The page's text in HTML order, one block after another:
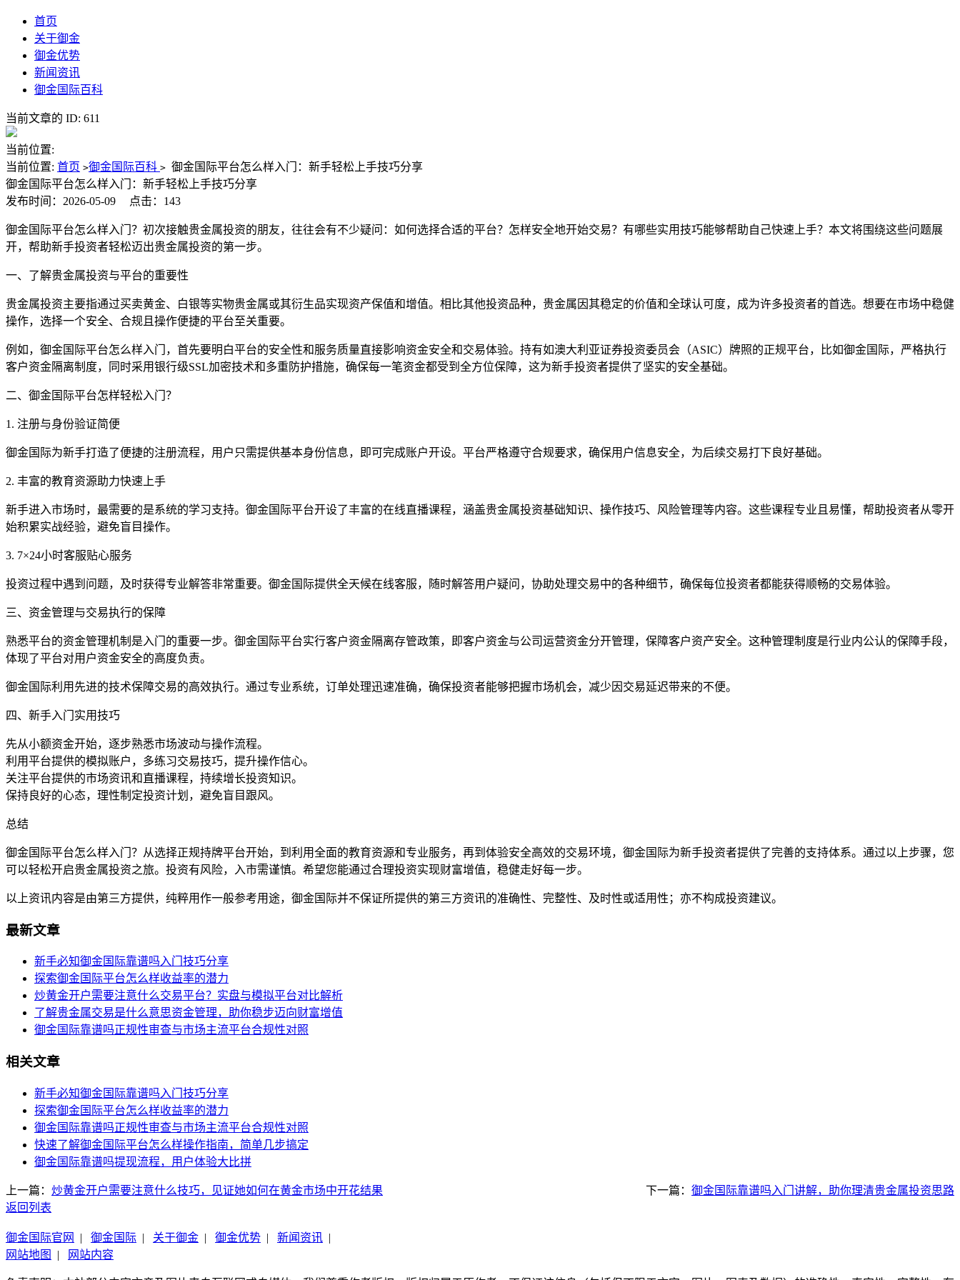
首页
关于御金
御金优势
新闻资讯
御金国际百科
当前文章的 ID: 611
当前位置:
当前位置: 首页 >御金国际百科 > 御金国际平台怎么样入门：新手轻松上手技巧分享
御金国际平台怎么样入门：新手轻松上手技巧分享
发布时间：2026-05-09
点击：143
御金国际平台怎么样入门？初次接触贵金属投资的朋友，往往会有不少疑问：如何选择合适的平台？怎样安全地开始交易？有哪些实用技巧能够帮助自己快速上手？本文将围绕这些问题展
开，帮助新手投资者轻松迈出贵金属投资的第一步。
一、了解贵金属投资与平台的重要性
贵金属投资主要指通过买卖黄金、白银等实物贵金属或其衍生品实现资产保值和增值。相比其他投资品种，贵金属因其稳定的价值和全球认可度，成为许多投资者的首选。想要在市场中稳健
操作，选择一个安全、合规且操作便捷的平台至关重要。
例如，御金国际平台怎么样入门，首先要明白平台的安全性和服务质量直接影响资金安全和交易体验。持有如澳大利亚证券投资委员会（ASIC）牌照的正规平台，比如御金国际，严格执行
客户资金隔离制度，同时采用银行级SSL加密技术和多重防护措施，确保每一笔资金都受到全方位保障，这为新手投资者提供了坚实的安全基础。
二、御金国际平台怎样轻松入门？
1. 注册与身份验证简便
御金国际为新手打造了便捷的注册流程，用户只需提供基本身份信息，即可完成账户开设。平台严格遵守合规要求，确保用户信息安全，为后续交易打下良好基础。
2. 丰富的教育资源助力快速上手
新手进入市场时，最需要的是系统的学习支持。御金国际平台开设了丰富的在线直播课程，涵盖贵金属投资基础知识、操作技巧、风险管理等内容。这些课程专业且易懂，帮助投资者从零开
始积累实战经验，避免盲目操作。
3. 7×24小时客服贴心服务
投资过程中遇到问题，及时获得专业解答非常重要。御金国际提供全天候在线客服，随时解答用户疑问，协助处理交易中的各种细节，确保每位投资者都能获得顺畅的交易体验。
三、资金管理与交易执行的保障
熟悉平台的资金管理机制是入门的重要一步。御金国际平台实行客户资金隔离存管政策，即客户资金与公司运营资金分开管理，保障客户资产安全。这种管理制度是行业内公认的保障手段，
体现了平台对用户资金安全的高度负责。
御金国际利用先进的技术保障交易的高效执行。通过专业系统，订单处理迅速准确，确保投资者能够把握市场机会，减少因交易延迟带来的不便。
四、新手入门实用技巧
先从小额资金开始，逐步熟悉市场波动与操作流程。
利用平台提供的模拟账户，多练习交易技巧，提升操作信心。
关注平台提供的市场资讯和直播课程，持续增长投资知识。
保持良好的心态，理性制定投资计划，避免盲目跟风。
总结
御金国际平台怎么样入门？从选择正规持牌平台开始，到利用全面的教育资源和专业服务，再到体验安全高效的交易环境，御金国际为新手投资者提供了完善的支持体系。通过以上步骤，您
可以轻松开启贵金属投资之旅。投资有风险，入市需谨慎。希望您能通过合理投资实现财富增值，稳健走好每一步。
以上资讯内容是由第三方提供，纯粹用作一般参考用途，御金国际并不保证所提供的第三方资讯的准确性、完整性、及时性或适用性；亦不构成投资建议。
最新文章
新手必知御金国际靠谱吗入门技巧分享
探索御金国际平台怎么样收益率的潜力
炒黄金开户需要注意什么交易平台？实盘与模拟平台对比解析
了解贵金属交易是什么意思资金管理，助你稳步迈向财富增值
御金国际靠谱吗正规性审查与市场主流平台合规性对照
相关文章
新手必知御金国际靠谱吗入门技巧分享
探索御金国际平台怎么样收益率的潜力
御金国际靠谱吗正规性审查与市场主流平台合规性对照
快速了解御金国际平台怎么样操作指南，简单几步搞定
御金国际靠谱吗提现流程，用户体验大比拼
上一篇： 炒黄金开户需要注意什么技巧，见证她如何在黄金市场中开花结果 下一篇： 御金国际靠谱吗入门讲解，助你理清贵金属投资思路
返回列表
御金国际官网 | 御金国际 | 关于御金 | 御金优势 | 新闻资讯 |
网站地图
| 网站内容